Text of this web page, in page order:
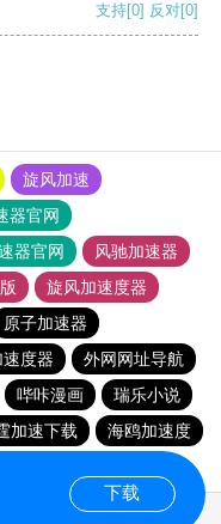
支持[0] 反对[0]
旋风加速
器官网
器官网
风驰加速器
旋风加速度器
原子加速器
度器
外网网址导航
哔咔漫画
瑞乐小说
加速下载
海鸥加速度
下载